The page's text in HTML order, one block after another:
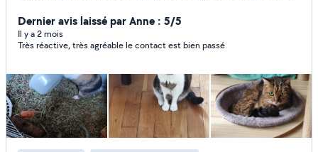
Dernier avis laissé par Anne : 5/5
Il y a 2 mois
Très réactive, très agréable le contact est bien passé